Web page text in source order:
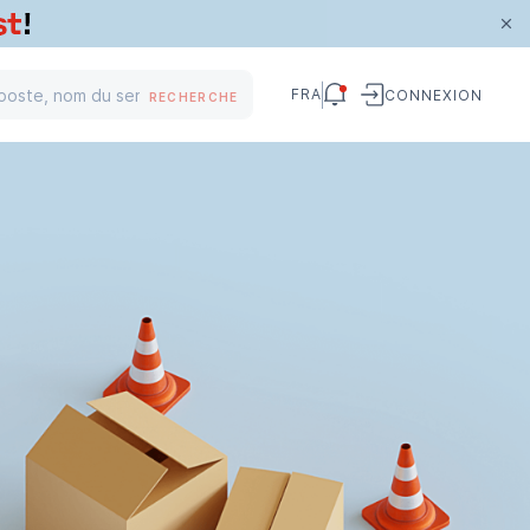
RECHERCHE FRA CONNEXION